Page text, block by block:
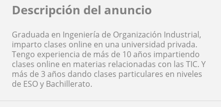
Descripción del anuncio
Graduada en Ingeniería de Organización Industrial,
imparto clases online en una universidad privada.
Tengo experiencia de más de 10 años impartiendo
clases online en materias relacionadas con las TIC. Y
más de 3 años dando clases particulares en niveles
de ESO y Bachillerato.